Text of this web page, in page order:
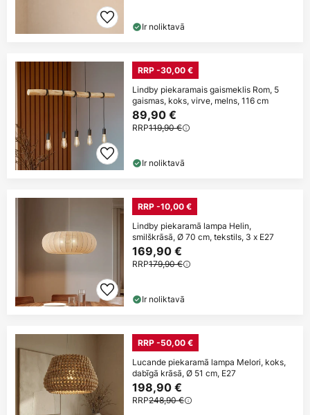
Ir noliktavā
RRP -30,00 €
Lindby piekaramais gaismeklis Rom, 5
gaismas, koks, virve, melns, 116 cm
89,90 €
RRP119,90 €
Ir noliktavā
RRP -10,00 €
Lindby piekaramā lampa Helin,
smilškrāsā, Ø 70 cm, tekstils, 3 x E27
169,90 €
RRP179,90 €
Ir noliktavā
RRP -50,00 €
Lucande piekaramā lampa Melori, koks,
dabīgā krāsā, Ø 51 cm, E27
198,90 €
RRP248,90 €